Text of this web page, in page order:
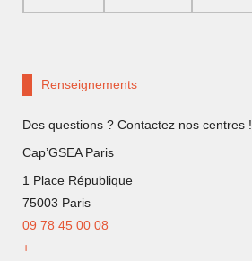
Renseignements
Des questions ? Contactez nos centres !
Cap’GSEA Paris
1 Place République
75003 Paris
09 78 45 00 08
+